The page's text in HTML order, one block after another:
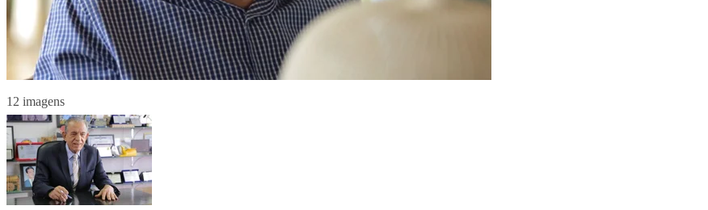
12 imagens